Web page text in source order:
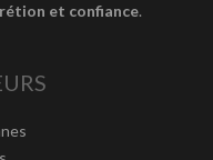
et confiance.